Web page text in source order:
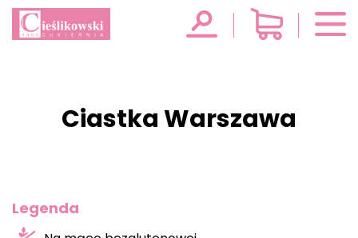
Ciastka Warszawa
Legenda